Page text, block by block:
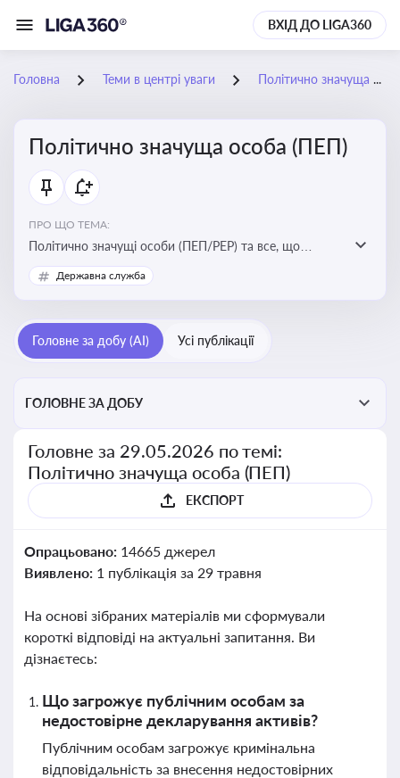
ВХІД ДО LIGA360
Головна Теми в центрі уваги Політично значуща особа (ПЕП)
Політично значуща особа (ПЕП)
ПРО ЩО ТЕМА:
Політично значущі особи (ПЕП/PEP) та все, що
стосується їх статусу
Державна служба
Головне за добу (AI) Усі публікації
ГОЛОВНЕ ЗА ДОБУ
Головне за 29.05.2026 по темі:
Політично значуща особа (ПЕП)
ЕКСПОРТ
Опрацьовано: 14665 джерел
Виявлено: 1 публікація за 29 травня
На основі зібраних матеріалів ми сформували
короткі відповіді на актуальні запитання. Ви
дізнаєтесь:
Що загрожує публічним особам за
недостовірне декларування активів?
Публічним особам загрожує кримінальна
відповідальність за внесення недостовірних